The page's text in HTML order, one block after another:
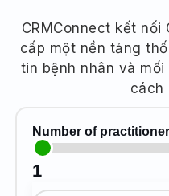
CRMConnect kết nối
cấp một nền tảng
tin bệnh nhân và
cách
Number of
1